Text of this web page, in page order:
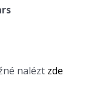
nalézt zde